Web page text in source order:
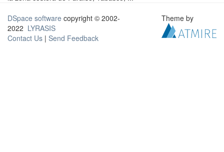
DSpace software copyright © 2002-
2022 LYRASIS
Contact Us | Send Feedback
Theme by